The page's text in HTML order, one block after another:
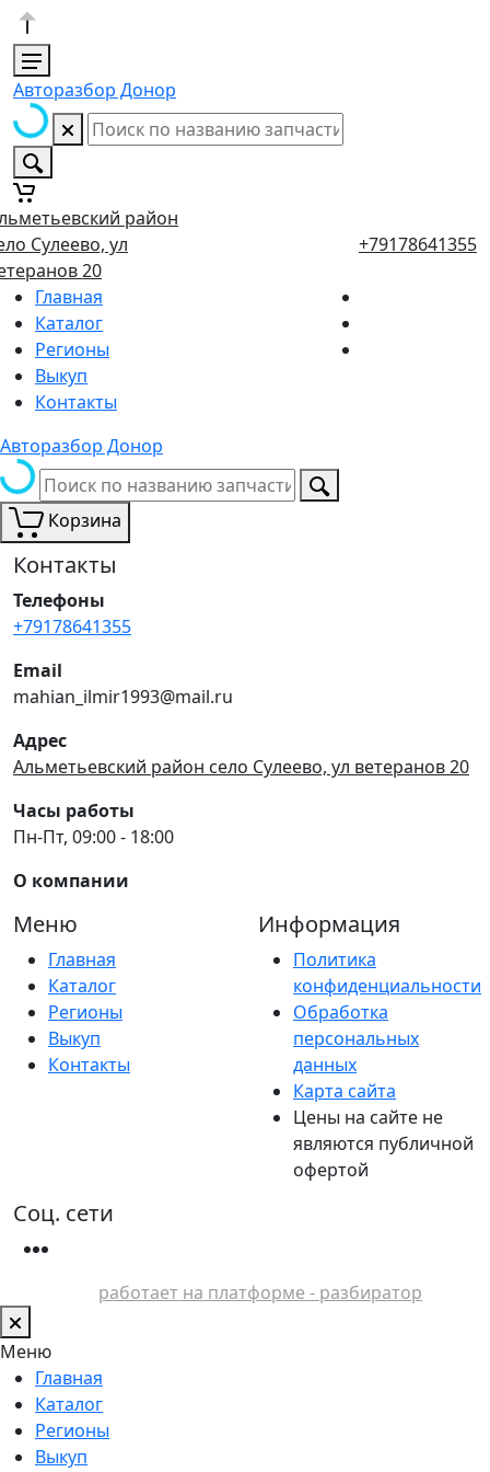
Авторазбор Донор
район
Сулеево, ул
20
+79178641355
Главная
Каталог
Регионы
Выкуп
Контакты
Авторазбор Донор
Корзина
Контакты
Телефоны
+79178641355
Email
mahian_ilmir1993@mail.ru
Адрес
Альметьевский район село Сулеево, ул ветеранов 20
Часы работы
Пн-Пт, 09:00 - 18:00
О компании
Меню
Главная
Каталог
Регионы
Выкуп
Контакты
Информация
Политика
конфиденциальности
Обработка
персональных
данных
Карта сайта
Цены на сайте не
являются публичной
офертой
Соц. сети
работает на платформе - разбиратор
Меню
Главная
Каталог
Регионы
Выкуп